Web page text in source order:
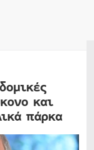
και
πάρκα